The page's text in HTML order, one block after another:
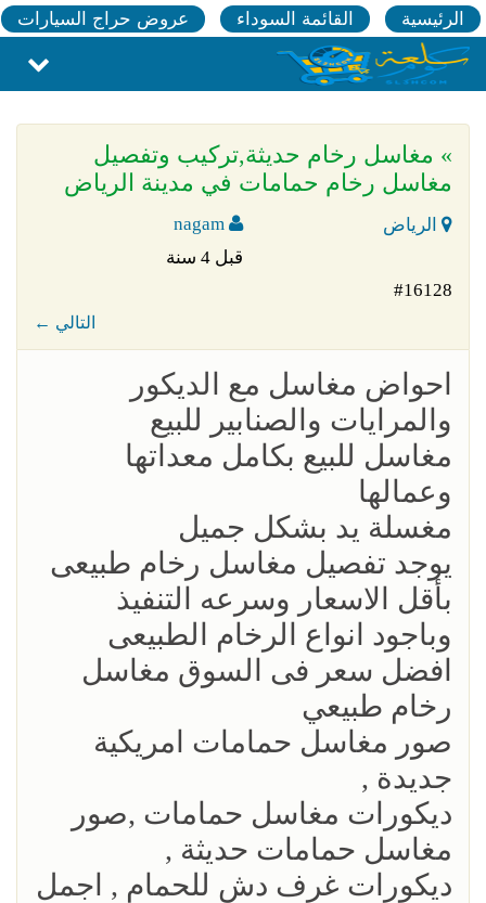
الرئيسية القائمة السوداء عروض حراج السيارات
» مغاسل رخام حديثة,تركيب وتفصيل
مغاسل رخام حمامات في مدينة الرياض
الرياض
قبل 4 سنة
#16128
← التالي
احواض مغاسل مع الديكور
والمرايات والصنابير للبيع
مغاسل للبيع بكامل معداتها
وعمالها
مغسلة يد بشكل جميل
يوجد تفصيل مغاسل رخام طبيعى
بأقل الاسعار وسرعه التنفيذ
وباجود انواع الرخام الطبيعى
افضل سعر فى السوق مغاسل
رخام طبيعي
صور مغاسل حمامات امريكية
جديدة ,
ديكورات مغاسل حمامات ,صور
مغاسل حمامات حديثة ,
ديكورات غرف دش للحمام , اجمل